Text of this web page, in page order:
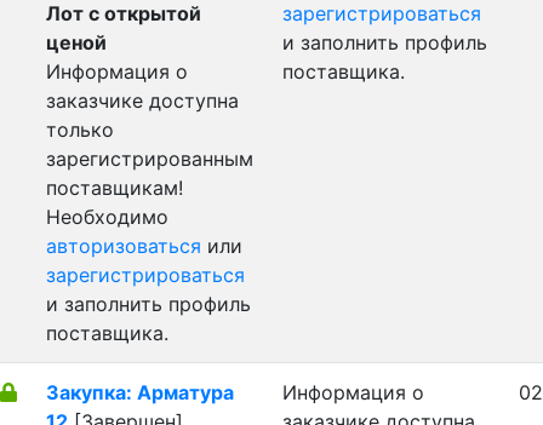
Лот с открытой
ценой
Информация о
заказчике доступна
только
зарегистрированным
поставщикам!
Необходимо
авторизоваться или
зарегистрироваться
и заполнить профиль
поставщика.
зарегистрироваться
и заполнить профиль
поставщика.
Закупка: Арматура
Информация о